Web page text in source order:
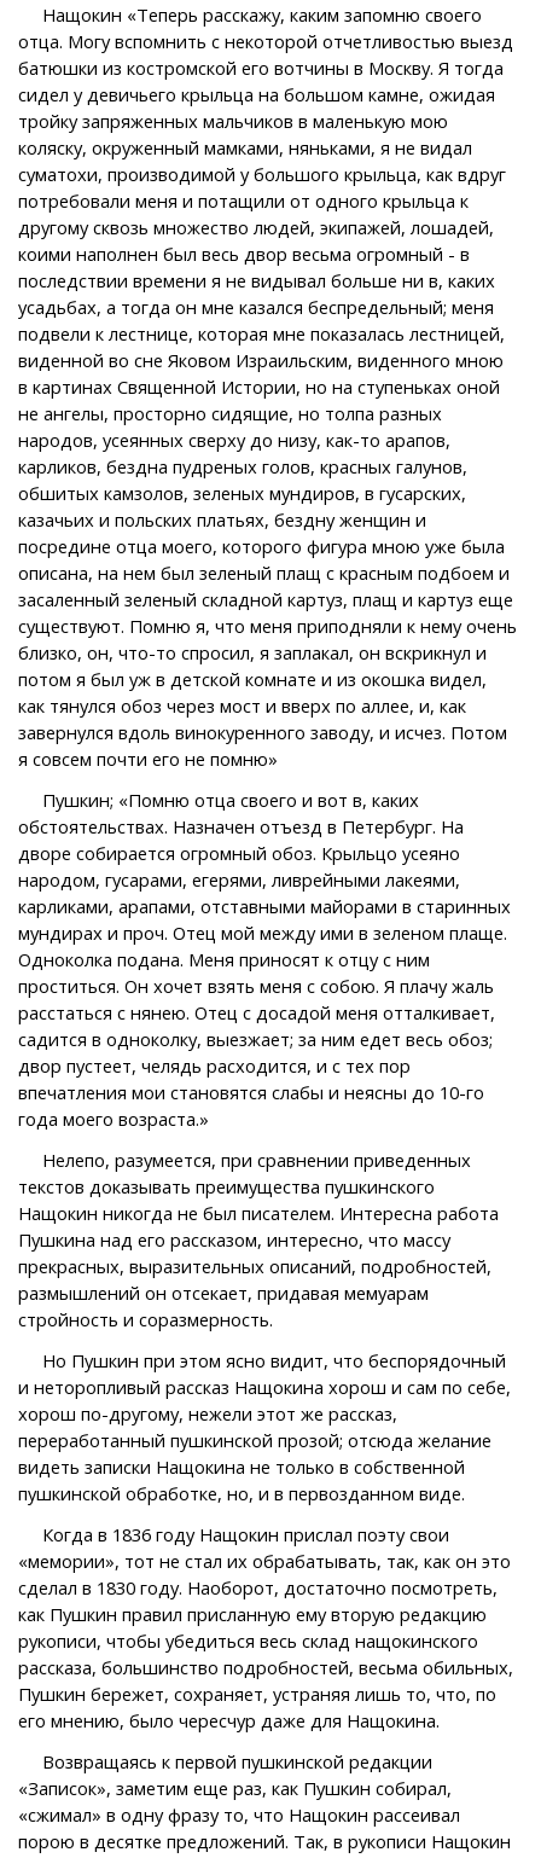
Нащокин «Теперь расскажу, каким запомню своего
отца. Могу вспомнить с некоторой отчетливостью выезд
батюшки из костромской его вотчины в Москву. Я тогда
сидел у девичьего крыльца на большом камне, ожидая
тройку запряженных мальчиков в маленькую мою
коляску, окруженный мамками, няньками, я не видал
суматохи, производимой у большого крыльца, как вдруг
потребовали меня и потащили от одного крыльца к
другому сквозь множество людей, экипажей, лошадей,
коими наполнен был весь двор весьма огромный - в
последствии времени я не видывал больше ни в, каких
усадьбах, а тогда он мне казался беспредельный; меня
подвели к лестнице, которая мне показалась лестницей,
виденной во сне Яковом Израильским, виденного мною
в картинах Священной Истории, но на ступеньках оной
не ангелы, просторно сидящие, но толпа разных
народов, усеянных сверху до низу, как-то арапов,
карликов, бездна пудреных голов, красных галунов,
обшитых камзолов, зеленых мундиров, в гусарских,
казачьих и польских платьях, бездну женщин и
посредине отца моего, которого фигура мною уже была
описана, на нем был зеленый плащ с красным подбоем и
засаленный зеленый складной картуз, плащ и картуз еще
существуют. Помню я, что меня приподняли к нему очень
близко, он, что-то спросил, я заплакал, он вскрикнул и
потом я был уж в детской комнате и из окошка видел,
как тянулся обоз через мост и вверх по аллее, и, как
завернулся вдоль винокуренного заводу, и исчез. Потом
я совсем почти его не помню»
Пушкин; «Помню отца своего и вот в, каких
обстоятельствах. Назначен отъезд в Петербург. На
дворе собирается огромный обоз. Крыльцо усеяно
народом, гусарами, егерями, ливрейными лакеями,
карликами, арапами, отставными майорами в старинных
мундирах и проч. Отец мой между ими в зеленом плаще.
Одноколка подана. Меня приносят к отцу с ним
проститься. Он хочет взять меня с собою. Я плачу жаль
расстаться с нянею. Отец с досадой меня отталкивает,
садится в одноколку, выезжает; за ним едет весь обоз;
двор пустеет, челядь расходится, и с тех пор
впечатления мои становятся слабы и неясны до 10-го
года моего возраста.»
Нелепо, разумеется, при сравнении приведенных
текстов доказывать преимущества пушкинского
Нащокин никогда не был писателем. Интересна работа
Пушкина над его рассказом, интересно, что массу
прекрасных, выразительных описаний, подробностей,
размышлений он отсекает, придавая мемуарам
стройность и соразмерность.
Но Пушкин при этом ясно видит, что беспорядочный
и неторопливый рассказ Нащокина хорош и сам по себе,
хорош по-другому, нежели этот же рассказ,
переработанный пушкинской прозой; отсюда желание
видеть записки Нащокина не только в собственной
пушкинской обработке, но, и в первозданном виде.
Когда в 1836 году Нащокин прислал поэту свои
«мемории», тот не стал их обрабатывать, так, как он это
сделал в 1830 году. Наоборот, достаточно посмотреть,
как Пушкин правил присланную ему вторую редакцию
рукописи, чтобы убедиться весь склад нащокинского
рассказа, большинство подробностей, весьма обильных,
Пушкин бережет, сохраняет, устраняя лишь то, что, по
его мнению, было чересчур даже для Нащокина.
Возвращаясь к первой пушкинской редакции
«Записок», заметим еще раз, как Пушкин собирал,
«сжимал» в одну фразу то, что Нащокин рассеивал
порою в десятке предложений. Так, в рукописи Нащокин